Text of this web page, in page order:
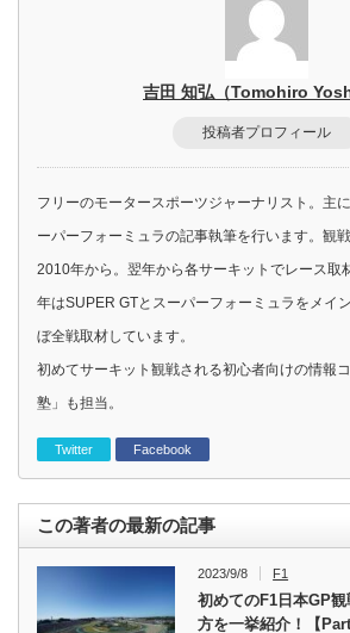
吉田 知弘（Tomohiro
投稿者プロフィール
フリーのモータースポーツジャーナリスト。主
ーパーフォーミュラの記事執筆を行います。観
2010年から。翌年から各サーキットでレース取
年はSUPER GTとスーパーフォーミュラをメイ
ぼ全戦取材しています。
初めてサーキット観戦される初心者向けの情報
塾」も担当。
Twitter Facebook
この著者の最新の記事
2023/9/8 F1
初めてのF1日本GP
方を一挙紹介！【